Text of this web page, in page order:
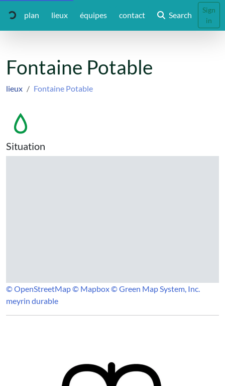
plan lieux équipes contact Search
Sign
in
Fontaine Potable
lieux Fontaine Potable
Situation
© OpenStreetMap© Mapbox© Green Map System, Inc.
meyrin durable